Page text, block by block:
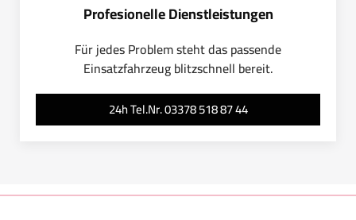
Profesionelle Dienstleistungen
Für jedes Problem steht das passende
Einsatzfahrzeug blitzschnell bereit.
24h Tel.Nr. 03378 518 87 44